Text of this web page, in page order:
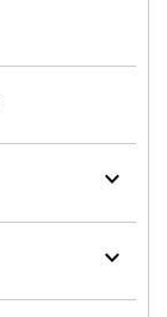
keyboard_arrow_down
keyboard_arrow_down